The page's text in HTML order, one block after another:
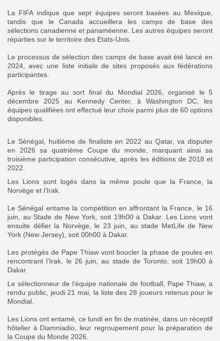
‎La FIFA indique que sept équipes seront basées au Mexique,
tandis que le Canada accueillera les camps de base des
sélections canadienne et panaméenne. Les autres équipes seront
réparties sur le territoire des Etats-Unis.
‎Le processus de sélection des camps de base avait été lancé en
2024, avec une liste initiale de sites proposés aux fédérations
participantes.
‎Après le tirage au sort final du Mondial 2026, organisé le 5
décembre 2025 au Kennedy Center, à Washington DC, les
équipes qualifiées ont effectué leur choix parmi plus de 60 options
disponibles.
‎Le Sénégal, huitième de finaliste en 2022 au Qatar, va disputer
en 2026 sa quatrième Coupe du monde, marquant ainsi sa
troisième participation consécutive, après les éditions de 2018 et
2022.
‎‎Les Lions sont logés dans la même poule que la France, la
Norvège et l’Irak.
‎Le Sénégal entame la compétition en affrontant la France, le 16
juin, au Stade de New York, soit 19h00 à Dakar. Les Lions vont
ensuite défier la Norvège, le 23 juin, au stade MetLife de New
York (New Jersey), soit 00h00 à Dakar.
‎Les protégés de Pape Thiaw vont boucler la phase de poules en
rencontrant l’Irak, le 26 juin, au stade de Toronto, soit 19h00 à
Dakar.
‎Le sélectionneur de l’équipe nationale de football, Pape Thiaw, a
rendu public, jeudi 21 mai, la liste des 28 joueurs retenus pour le
Mondial.
‎Les Lions ont entamé, ce lundi en fin de matinée, dans un réceptif
hôtelier à Diamniadio, leur regroupement pour la préparation de
la Coupe du Monde 2026.